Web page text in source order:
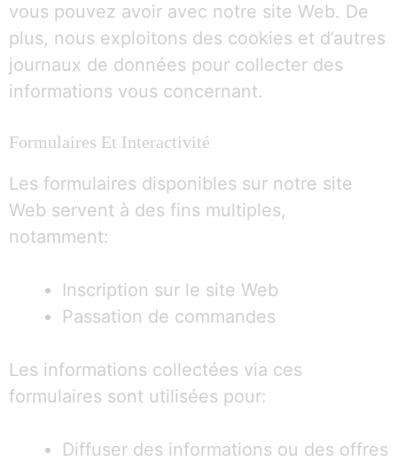
vous pouvez avoir avec notre site Web. De
plus, nous exploitons des cookies et d’autres
journaux de données pour collecter des
informations vous concernant.
Formulaires Et Interactivité
Les formulaires disponibles sur notre site
Web servent à des fins multiples,
notamment:
Inscription sur le site Web
Passation de commandes
Les informations collectées via ces
formulaires sont utilisées pour:
Diffuser des informations ou des offres